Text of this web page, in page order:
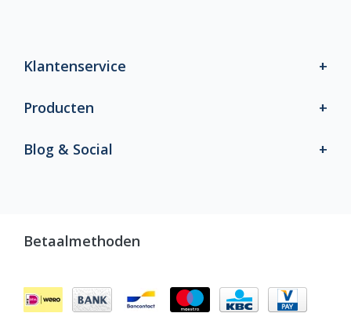
Klantenservice
Producten
Blog & Social
Betaalmethoden